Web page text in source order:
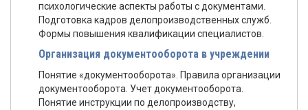
психологические аспекты работы с документами.
Подготовка кадров делопроизводственных служб.
Формы повышения квалификации специалистов.
Организация документооборота в учреждении
Понятие «документооборота». Правила организации
документооборота. Учет документооборота.
Понятие инструкции по делопроизводству,